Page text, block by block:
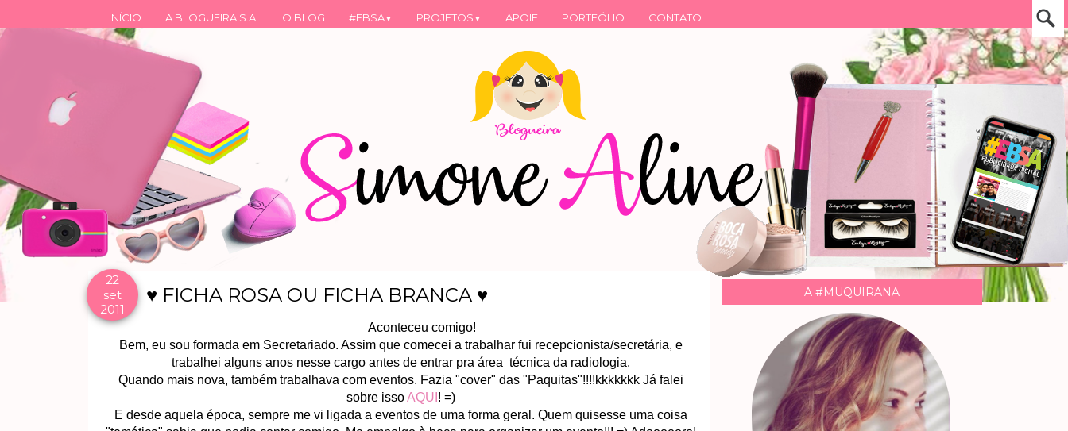
INÍCIO A BLOGUEIRA S.A. O BLOG #EBSA▼ PROJETOS ▼ APOIE PORTFÓLIO CONTATO
22
set
2011
♥ FICHA ROSA OU FICHA BRANCA ♥
Aconteceu comigo!
Bem, eu sou formada em Secretariado. Assim que comecei a trabalhar fui recepcionista/secretária, e
trabalhei alguns anos nesse cargo antes de entrar pra área técnica da radiologia.
Quando mais nova, também trabalhava com eventos. Fazia "cover" das "Paquitas"!!!!kkkkkkk Já falei
sobre issoAQUI ! =)
E desde aquela época, sempre me vi ligada a eventos de uma forma geral. Quem quisesse uma coisa
A #MUQUIRANA